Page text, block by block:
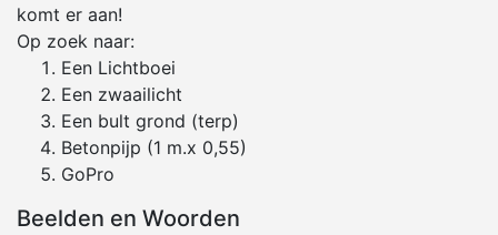
komt er aan!
Op zoek naar:
Een Lichtboei
Een zwaailicht
Een bult grond (terp)
Betonpijp (1 m.x 0,55)
GoPro
Beelden en Woorden